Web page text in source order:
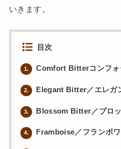
いきます。
目次
1. Comfort Bitterコンフォ
2. Elegant Bitter／エレガ
3. Blossom Bitter／ブロ
4. Framboise／フランボ